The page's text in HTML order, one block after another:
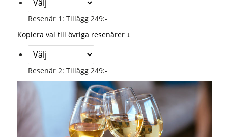
Resenär 1: Tillägg 249:-
Kopiera val till övriga resenärer ↓
Resenär 2: Tillägg 249:-